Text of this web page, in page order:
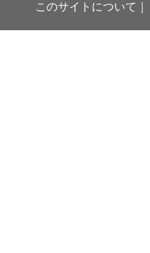
このサイトについて